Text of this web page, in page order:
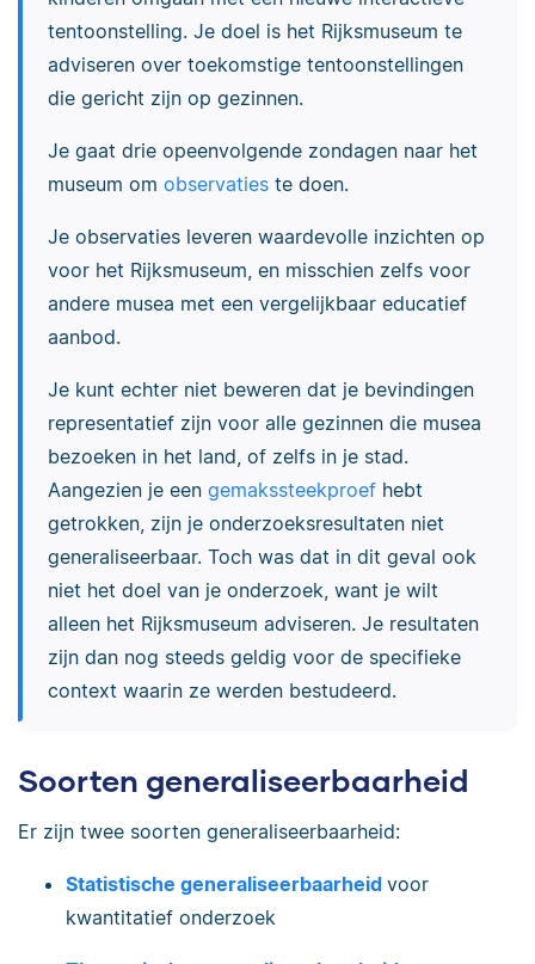
tentoonstelling. Je doel is het Rijksmuseum te
adviseren over toekomstige tentoonstellingen
die gericht zijn op gezinnen.
Je gaat drie opeenvolgende zondagen naar het
museum om observatieste doen.
Je observaties leveren waardevolle inzichten op
voor het Rijksmuseum, en misschien zelfs voor
andere musea met een vergelijkbaar educatief
aanbod.
Je kunt echter niet beweren dat je bevindingen
representatief zijn voor alle gezinnen die musea
bezoeken in het land, of zelfs in je stad.
Aangezien je een gemakssteekproefhebt
getrokken, zijn je onderzoeksresultaten niet
generaliseerbaar. Toch was dat in dit geval ook
niet het doel van je onderzoek, want je wilt
alleen het Rijksmuseum adviseren. Je resultaten
zijn dan nog steeds geldig voor de specifieke
context waarin ze werden bestudeerd.
Soorten generaliseerbaarheid
Er zijn twee soorten generaliseerbaarheid:
Statistische generaliseerbaarheid voor
kwantitatief onderzoek